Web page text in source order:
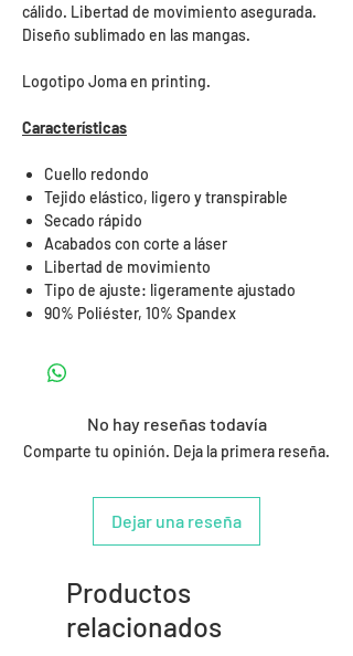
cálido. Libertad de movimiento asegurada.
Diseño sublimado en las mangas.
Logotipo Joma en printing.
Características
Cuello redondo
Tejido elástico, ligero y transpirable
Secado rápido
Acabados con corte a láser
Libertad de movimiento
Tipo de ajuste: ligeramente ajustado
90% Poliéster, 10% Spandex
No hay reseñas todavía
Comparte tu opinión. Deja la primera reseña.
Dejar una reseña
Productos
relacionados